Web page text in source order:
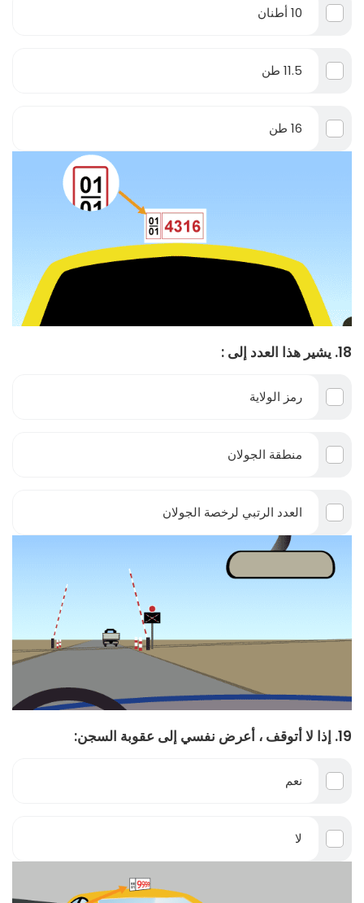
10 أطنان
11.5 طن
16 طن
18. يشير هذا العدد إلى :
رمز الولاية
منطقة الجولان
العدد الرتبي لرخصة الجولان
19. إذا لا أتوقف ، أعرض نفسي إلى عقوبة السجن:
نعم
لا